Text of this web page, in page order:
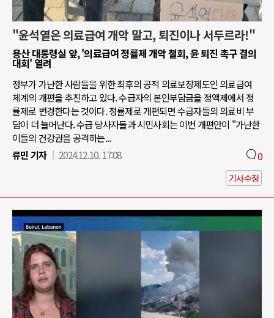
"윤석열은 의료급여 개악 말고, 퇴진이나 서두르라!"
용산 대통령실 앞, '의료급여 정률제 개악 철회, 윤 퇴진 촉구 결의
대회' 열려
정부가 가난한 사람들을 위한 최후의 공적 의료보장제도인 의료급여
체계의 개편을 추진하고 있다. 수급자의 본인부담금을 정액제에서 정
률제로 변경한다는 것이다. 정률제로 개편되면 수급자들의 의료비 부
담이 더 늘어난다. 수급 당사자들과 시민사회는 이번 개편안이 "가난한
이들의 건강권을 공격하는...
류민 기자
2024.12.10. 17:08 0
기사수정